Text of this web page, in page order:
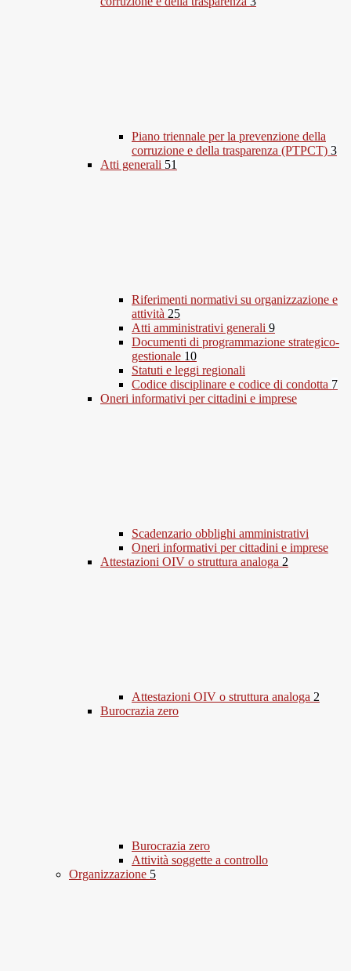
Piano triennale per la prevenzione della
corruzione e della trasparenza (PTPCT) 3
Atti generali 51
Riferimenti normativi su organizzazione e
attività 25
Atti amministrativi generali 9
Documenti di programmazione strategico-
gestionale 10
Statuti e leggi regionali
Codice disciplinare e codice di condotta 7
Oneri informativi per cittadini e imprese
Scadenzario obblighi amministrativi
Oneri informativi per cittadini e imprese
Attestazioni OIV o struttura analoga 2
Attestazioni OIV o struttura analoga 2
Burocrazia zero
Burocrazia zero
Attività soggette a controllo
Organizzazione 5